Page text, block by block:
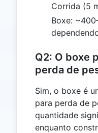
Corrida (5
Boxe:
Q2: O boxe
perda de
Sim, o boxe é
para perda de
quantidade
enquanto